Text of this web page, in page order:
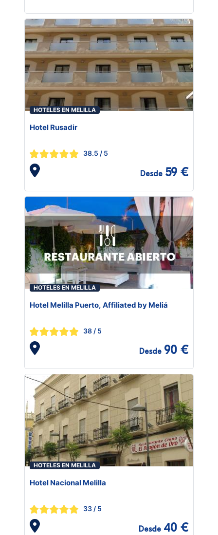
HOTELES EN MELILLA
Hotel Rusadir
38.5 / 5
Desde 59 €
HOTELES EN MELILLA
Hotel Melilla Puerto, Affiliated by Meliá
38 / 5
Desde 90 €
HOTELES EN MELILLA
Hotel Nacional Melilla
33 / 5
Desde 40 €